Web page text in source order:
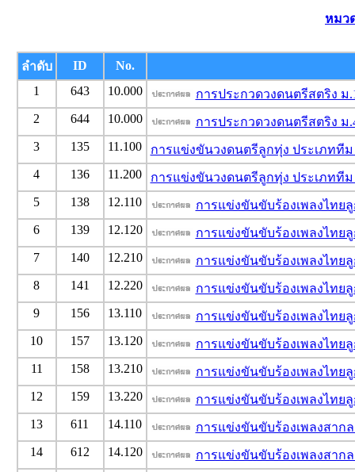
หมว
ลำดับ ID
No.
1
643 10.000
การประกวดวงดนตรีสตริง ม
2
644 10.000
การประกวดวงดนตรีสตริง ม
3
135 11.100
การแข่งขันวงดนตรีลูกทุ่ง ประเภททีม
4
136 11.200
การแข่งขันวงดนตรีลูกทุ่ง ประเภททีม
5
138 12.110
การแข่งขันขับร้องเพลงไทย
6
139 12.120
การแข่งขันขับร้องเพลงไทย
7
140 12.210
การแข่งขันขับร้องเพลงไทย
8
141 12.220
การแข่งขันขับร้องเพลงไทย
9
156 13.110
การแข่งขันขับร้องเพลงไทย
10
157 13.120
การแข่งขันขับร้องเพลงไทย
11
158 13.210
การแข่งขันขับร้องเพลงไทย
12
159 13.220
การแข่งขันขับร้องเพลงไทย
13
611 14.110
การแข่งขันขับร้องเพลงสาก
14
612 14.120
การแข่งขันขับร้องเพลงสาก